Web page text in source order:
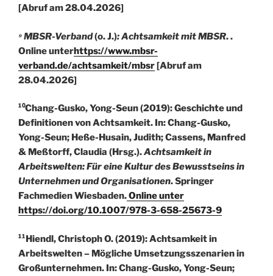
[Abruf am 28.04.2026]
⁹ MBSR-Verband(o. J.): Achtsamkeit mit MBSR. .
Online unterhttps://www.mbsr-
verband.de/achtsamkeit/mbsr[Abruf am
28.04.2026]
¹⁰Chang-Gusko, Yong-Seun (2019): Geschichte und
Definitionen von Achtsamkeit. In: Chang-Gusko,
Yong-Seun; Heße-Husain, Judith; Cassens, Manfred
& Meßtorff, Claudia (Hrsg.).Achtsamkeit in
Arbeitswelten: Für eine Kultur des Bewusstseins in
Unternehmen und Organisationen. Springer
Fachmedien Wiesbaden.Online unter
https://doi.org/10.1007/978-3-658-25673-9
¹¹Hiendl, Christoph O. (2019): Achtsamkeit in
Arbeitswelten – Mögliche Umsetzungsszenarien in
Großunternehmen. In: Chang-Gusko, Yong-Seun;